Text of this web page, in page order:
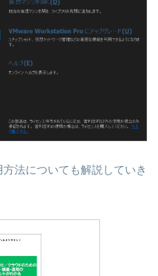
法についても解説していき